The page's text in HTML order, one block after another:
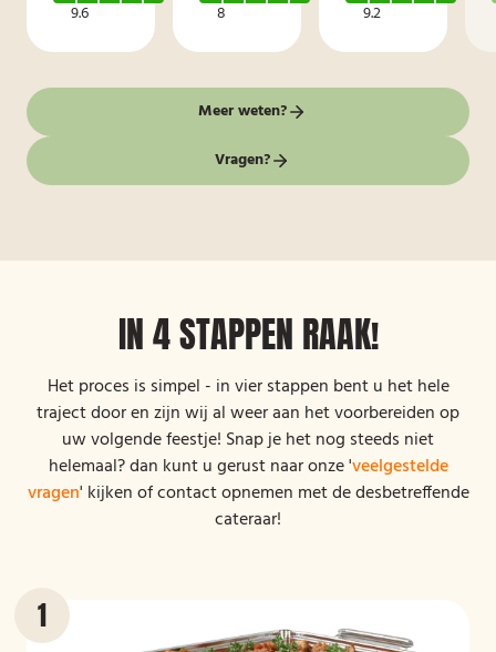
9.6 8 9.2
Meer weten?
Vragen?
IN 4 STAPPEN RAAK!
Het proces is simpel - in vier stappen bent u het hele
traject door en zijn wij al weer aan het voorbereiden op
uw volgende feestje! Snap je het nog steeds niet
helemaal? dan kunt u gerust naar onze 'veelgestelde
vragen' kijken of contact opnemen met de desbetreffende
cateraar!